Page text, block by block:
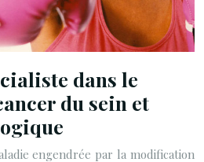
dans le
du sein et
engendrée par la modification